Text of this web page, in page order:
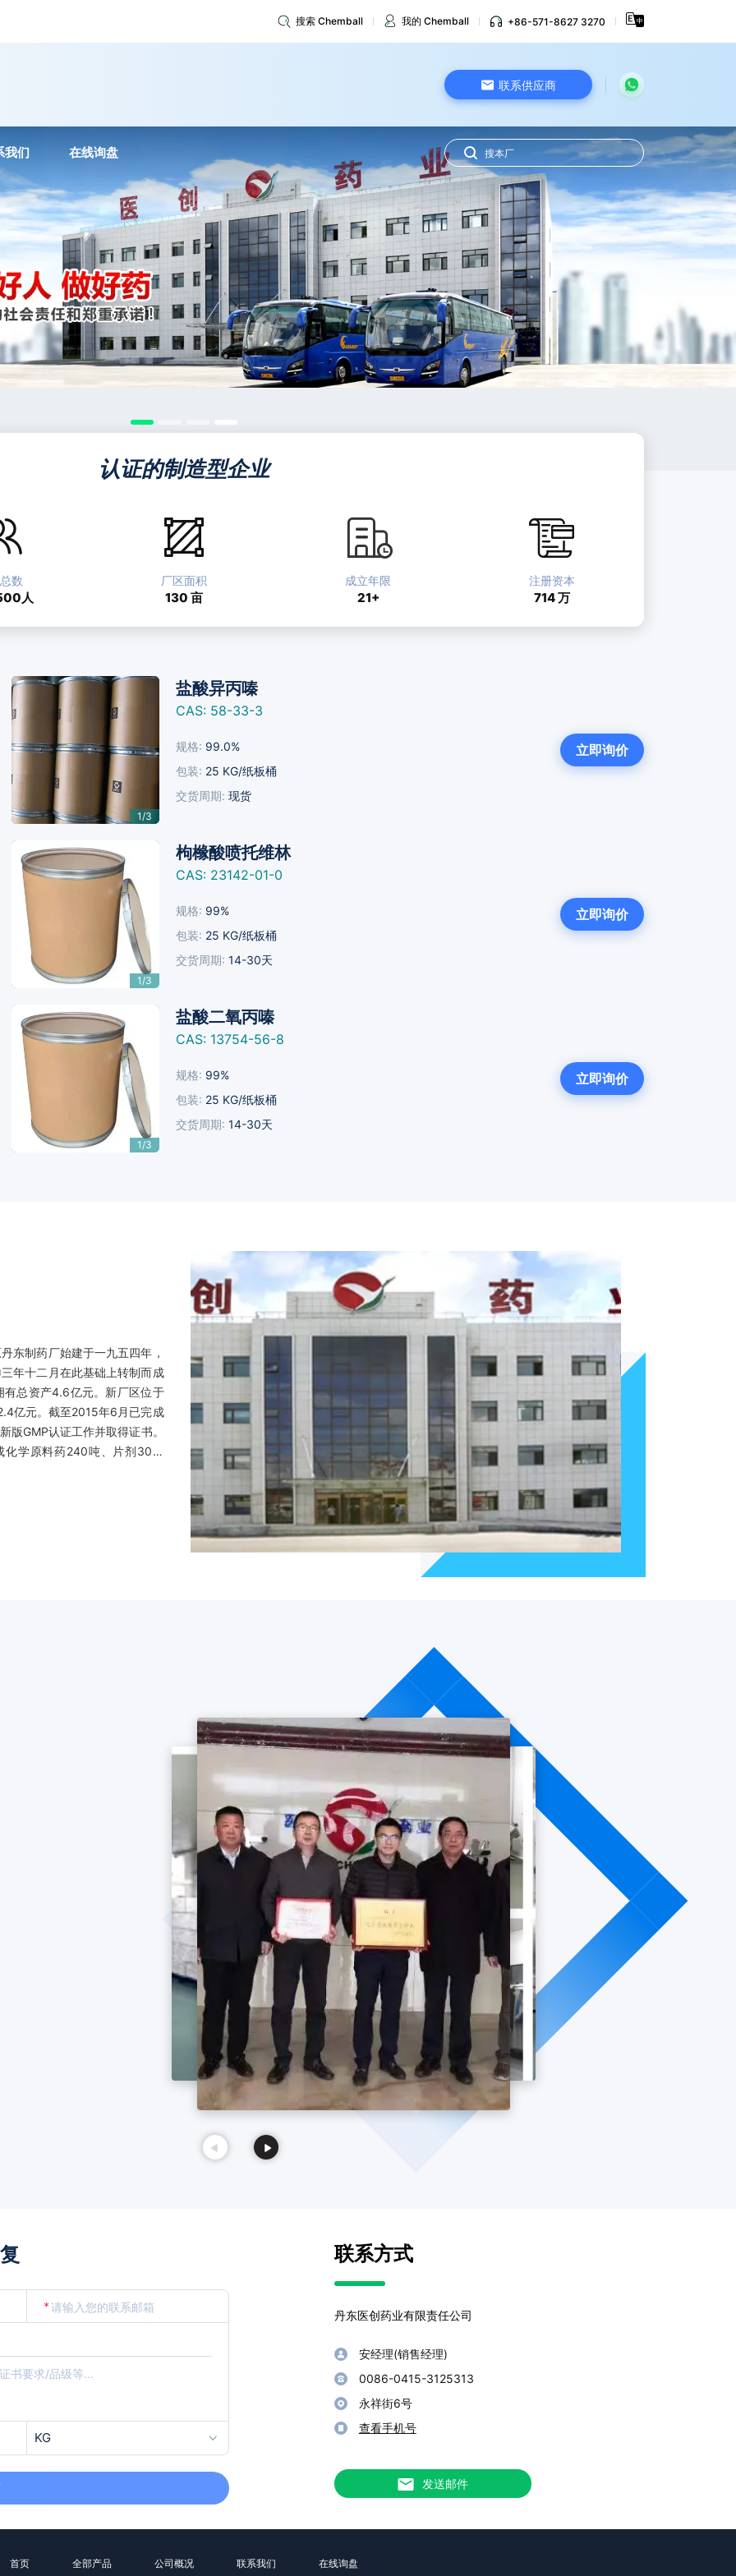
搜索 Chemball 我的 Chemball +86-571-8627 3270
联系供应商
我们 在线询盘
认证的制造型企业
数
人
厂区面积
130 亩
成立年限
21+
注册资本
714 万
Next
1/3
盐酸异丙嗪
CAS: 58-33-3
规格: 99.0%
包装: 25 KG/纸板桶
交货周期: 现货
立即询价
1/3
枸橼酸喷托维林
CAS: 23142-01-0
规格: 99%
包装: 25 KG/纸板桶
交货周期: 14-30天
立即询价
1/3
盐酸二氧丙嗪
CAS: 13754-56-8
规格: 99%
包装: 25 KG/纸板桶
交货周期: 14-30天
立即询价
东制药厂始建于一九五四年，
年十二月在此基础上转制而成
有总资产4.6亿元。新厂区位于
亿元。截至2015年6月已完成
版GMP认证工作并取得证书。
化学原料药240吨、片剂30亿
*
KG
联系方式
丹东医创药业有限责任公司
安经理(销售经理)
0086-0415-3125313
永祥街6号
查看手机号
发送邮件
首页 全部产品 公司概况 联系我们 在线询盘